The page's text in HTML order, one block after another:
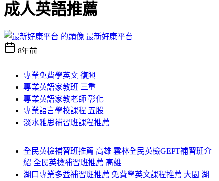
成人英語推薦
最新好康平台
8年前
專業免費學英文 復興
專業英語家教班 三重
專業英語家教老師 彰化
專業語言學校課程 五股
淡水雅思補習班課程推薦
全民英檢補習班推薦 高雄 雲林全民英檢GEPT補習班介
紹 全民英檢補習班推薦 高雄
湖口專業多益補習班推薦 免費學英文課程推薦 大園 湖